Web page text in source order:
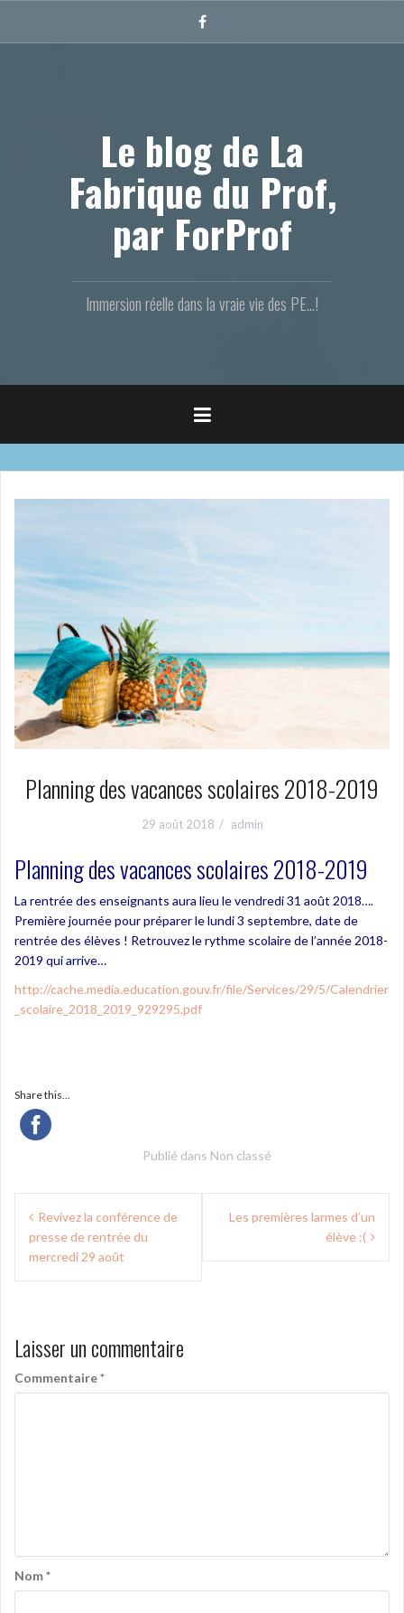
contenu
Facebook
Le blog de La
Fabrique du Prof,
par ForProf
Immersion réelle dans la vraie vie des PE...!
Planning des vacances scolaires 2018-2019
29 août 2018 admin
Planning des vacances scolaires 2018-2019
La rentrée des enseignants aura lieu le vendredi 31 août 2018….
Première journée pour préparer le lundi 3 septembre, date de
rentrée des élèves ! Retrouvez le rythme scolaire de l’année 2018-
2019 qui arrive…
http://cache.media.education.gouv.fr/file/Services/29/5/Calendrier
_scolaire_2018_2019_929295.pdf
Share this...
Publié dans Non classé
Navigation
de
l’article
Revivez la conférence de
presse de rentrée du
mercredi 29 août
Les premières larmes d’un
élève :(
Laisser un commentaire
Commentaire*
Nom*